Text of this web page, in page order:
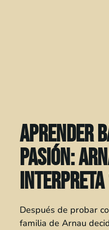
Aprender
pasión:
interpreta
Después de probar
familia de Arnau